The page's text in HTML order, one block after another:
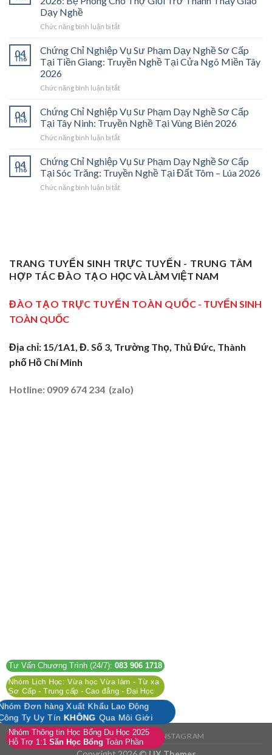
Vụ
Phạm
Cấp
Tại
Vĩnh
2026:
Cánh
Cửa
Nghề
“Thầy
Nghề”
Ở
Trung
Tâm
Dạy Nghề
Chức năng bình luận bị tắtở
Chỉ
Nghiệp
Vụ
Phạm
Cấp
Tại
Trà
Vinh
Bệ
Phóng
Cho
Thợ
Nghề
04
Th6
Chứng Chỉ Nghiệp Vụ Sư Phạm Dạy Nghề Sơ Cấp
Tại Tiền Giang: Truyền Nghề Tại Cửa Ngõ Miền Tây
2026
Chức năng bình luận bị tắtở
Chỉ
Nghiệp
Vụ
Sư
Dạy
Nghề
Sơ
Cấp
Cửa
Ngõ
Miền
2026
04
Th6
Chứng Chỉ Nghiệp Vụ Sư Phạm Dạy Nghề Sơ Cấp
Tại Tây Ninh: Truyền Nghề Tại Vùng Biên 2026
Chức năng bình luận bị tắtở
Chỉ
Nghiệp
Vụ
Sư
Tây
Ninh:
Truyền
Tại
04
Th6
Chứng Chỉ Nghiệp Vụ Sư Phạm Dạy Nghề Sơ Cấp
Tại Sóc Trăng: Truyền Nghề Tại Đất Tôm – Lúa 2026
Chức năng bình luận bị tắtở
Dạy
Nghề
Sơ
Tại
Sóc
Nghề
Tại
Lúa
TRANG TUYỂN SINH TRỰC TUYẾN - TRUNG TÂM
HỢP TÁC ĐÀO TẠO HỌC VÀ LÀM VIỆT NAM
ĐÀO TẠO TRỰC TUYẾN TOÀN QUỐC - TUYỂN SINH
TOÀN QUỐC
Địa chỉ: 15/1A1, Đ. Số 3, Trường Thọ, Thủ Đức, Thành
phố Hồ Chí Minh
Hotline: 0909 674 234 (zalo)
FACEBOOK TWITTER INSTAGRAM
Tư Vấn Chương Trình (24/7): 083 906 1718
Nhóm Lịch Học: Vừa học Vừa làm - Từ xa
Sơ Cấp - Trung cấp - Cao đẳng - Đại Học
Nhóm Đơn hàng Xuất Khẩu Lao Động
Công Ty Uy TínKHÔNG Qua Môi Giới
Nhóm Thông tin Học Bổng Du Học 2025
Hỗ Trợ 1:1 Săn Học Bổng Toàn Phần